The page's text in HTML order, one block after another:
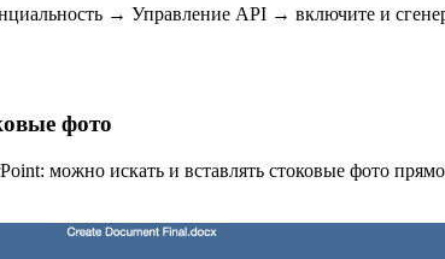
→ Управление API → включите и
фото
можно искать и вставлять стоковые фото